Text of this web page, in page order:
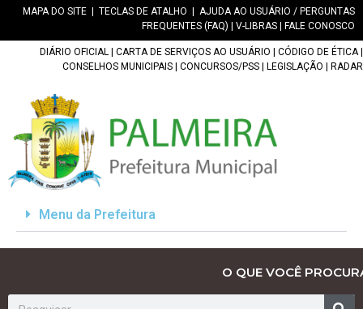
MAPA DO SITE TECLAS DE ATALHO
AJUDA AO USUÁRIO / PERGUNTAS
FREQUENTES (FAQ)
V-LIBRAS FALE CONOSCO
DIÁRIO OFICIAL CARTA DE SERVIÇOS AO USUÁRIO CÓDIGO DE ÉTICA|
CONSELHOS MUNICIPAIS
CONCURSOS/PSS LEGISLAÇÃO RADAR
Menu da Prefeitura
O QUE VOCÊ